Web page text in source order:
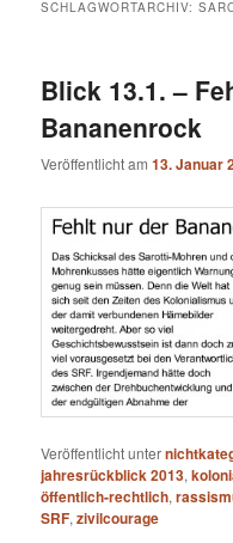
SCHLAGWORTARCHIV:
Blick 13.1. –
Bananenrock
Veröffentlicht am13. Januar
Veröffentlicht unter
jahresrückblick 2013,
öffentlich-rechtlich,
SRF,zivilcourage